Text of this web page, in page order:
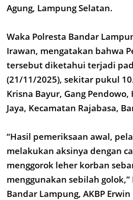
Agung, Lampung Selatan.
Waka Polresta Bandar
Irawan, mengatakan bahwa
tersebut diketahui terjadi
(21/11/2025), sekitar pukul
Krisna Bayur, Gang
Jaya, Kecamatan Rajabasa,
“Hasil pemeriksaan awal,
melakukan aksinya dengan
menggorok leher korban
menggunakan sebilah golok,”
Bandar Lampung, AKBP